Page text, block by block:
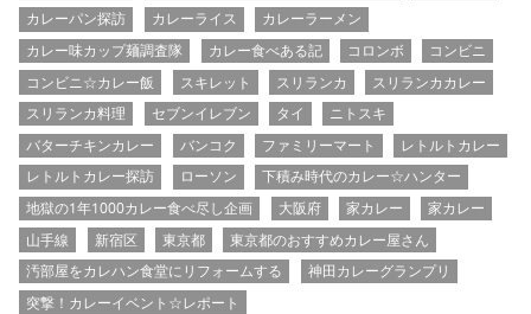
カレーパン探訪
カレーライス
カレーラーメン
カレー味カップ麺調査隊
カレー食べある記 コロンボ
コンビニ
コンビニ☆カレー飯
スキレット スリランカ
スリランカカレー
スリランカ料理
セブンイレブン タイ
ニトスキ
バターチキンカレー
バンコク ファミリーマート
レトルトカレー
レトルトカレー探訪
ローソン
下積み時代のカレー☆ハンター
地獄の1年1000カレー食べ尽し企画
大阪府 家カレー
家カレー
山手線
新宿区 東京都
東京都のおすすめカレー屋さん
汚部屋をカレハン食堂にリフォームする
神田カレーグランプリ
突撃！カレーイベント☆レポート